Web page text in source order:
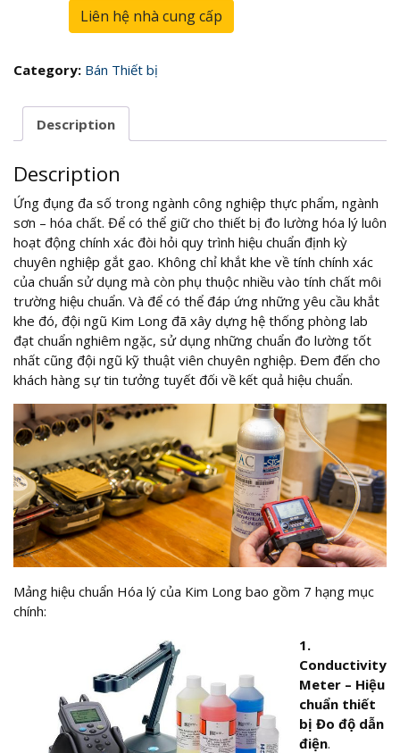
Liên hệ nhà cung cấp
Category: Bán Thiết bị
Description
Description
Ứng đụng đa số trong ngành công nghiệp thực phẩm, ngành
sơn – hóa chất. Để có thể giữ cho thiết bị đo lường hóa lý luôn
hoạt động chính xác đòi hỏi quy trình hiệu chuẩn định kỳ
chuyên nghiệp gắt gao. Không chỉ khắt khe về tính chính xác
của chuẩn sử dụng mà còn phụ thuộc nhiều vào tính chất môi
trường hiệu chuẩn. Và để có thể đáp ứng những yêu cầu khắt
khe đó, đội ngũ Kim Long đã xây dựng hệ thống phòng lab
đạt chuẩn nghiêm ngặc, sử dụng những chuẩn đo lường tốt
nhất cũng đội ngũ kỹ thuật viên chuyên nghiệp. Đem đến cho
khách hàng sự tin tưởng tuyết đối về kết quả hiệu chuẩn.
Mảng hiệu chuẩn Hóa lý của Kim Long bao gồm 7 hạng mục
chính:
1.
Conductivity
Meter – Hiệu
chuẩn thiết
bị Đo độ dẫn
điện.